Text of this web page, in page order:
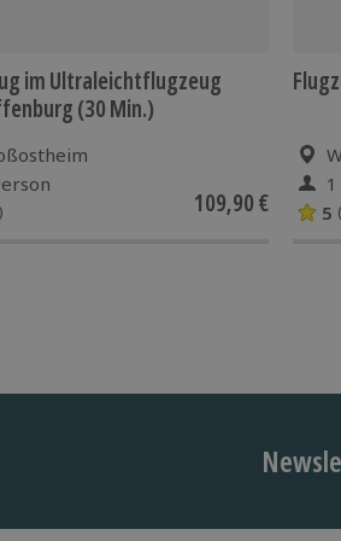
im Ultraleichtflugzeug
(30 Min.)
109,90 €
5